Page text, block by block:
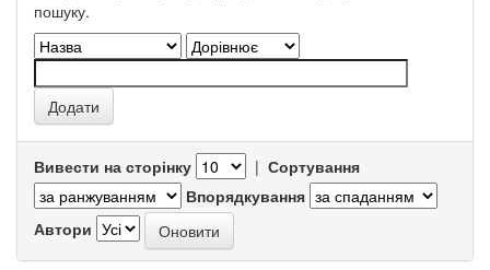
пошуку.
Вивести на сторінку | Сортування
Впорядкування
Автори